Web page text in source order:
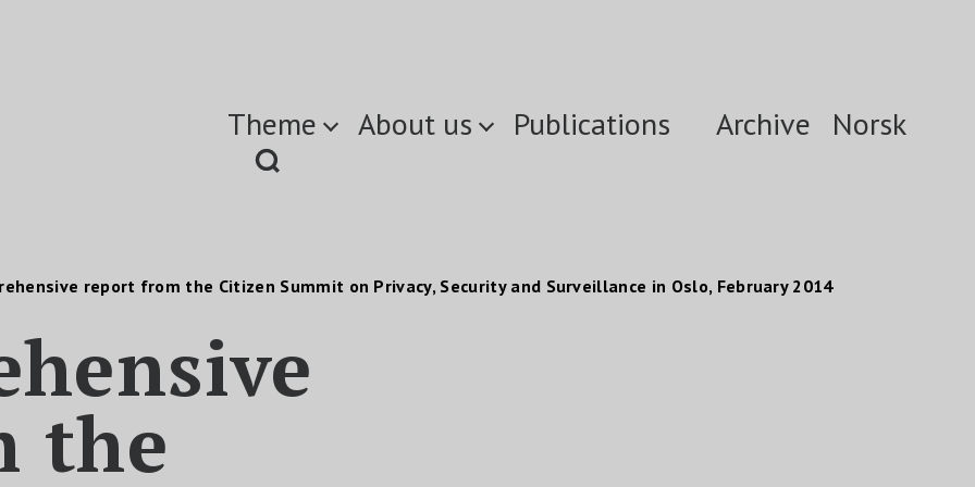
Theme About us Publications Archive Norsk
report from the Citizen Summit on Privacy, Security and Surveillance in Oslo, February 2014
the